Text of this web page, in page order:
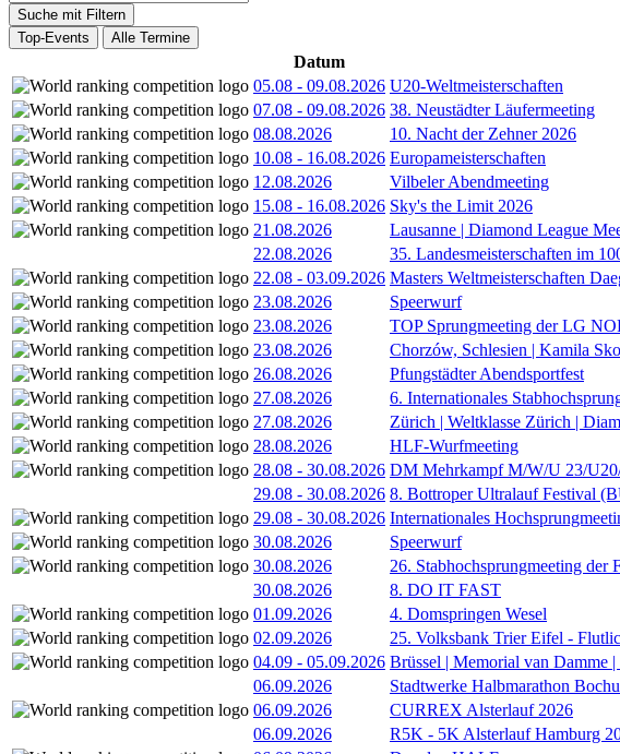
Suche mit Filtern
Top-Events
Alle Termine
Datum
05.08 - 09.08.2026 U20-Weltmeisterschaften
07.08 - 09.08.2026 38. Neustädter Läufermeeting
08.08.2026
10. Nacht der Zehner 2026
10.08 - 16.08.2026 Europameisterschaften
12.08.2026
Vilbeler Abendmeeting
15.08 - 16.08.2026 Sky's the Limit 2026
21.08.2026
Lausanne | Diamond League
22.08.2026
35. Landesmeisterschaften im
22.08 - 03.09.2026 Masters Weltmeisterschaften
23.08.2026
Speerwurf
23.08.2026
TOP Sprungmeeting der LG
23.08.2026
Chorzów, Schlesien | Kamila
26.08.2026
Pfungstädter Abendsportfest
27.08.2026
6. Internationales
27.08.2026
Zürich | Weltklasse Zürich |
28.08.2026
HLF-Wurfmeeting
28.08 - 30.08.2026 DM Mehrkampf M/W/U 23/
29.08 - 30.08.2026 8. Bottroper Ultralauf Festival
29.08 - 30.08.2026 Internationales
30.08.2026
Speerwurf
30.08.2026
26. Stabhochsprungmeeting der
30.08.2026
8. DO IT FAST
01.09.2026
4. Domspringen Wesel
02.09.2026
25. Volksbank Trier Eifel -
04.09 - 05.09.2026 Brüssel | Memorial van Damme
06.09.2026
Stadtwerke Halbmarathon
06.09.2026
CURREX Alsterlauf 2026
06.09.2026
R5K - 5K Alsterlauf Hamburg